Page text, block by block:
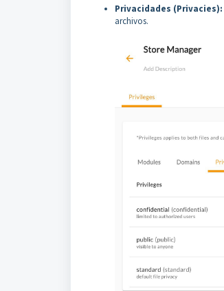
Privacidades (Privacies):
archivos.